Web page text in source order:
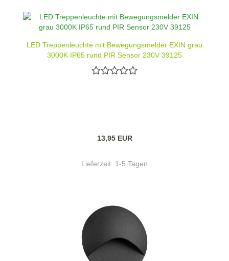
LED Treppenleuchte mit Bewegungsmelder EXIN grau
3000K IP65 rund PIR Sensor 230V 39125
13,95 EUR
Lieferzeit: 1-5 Tagen